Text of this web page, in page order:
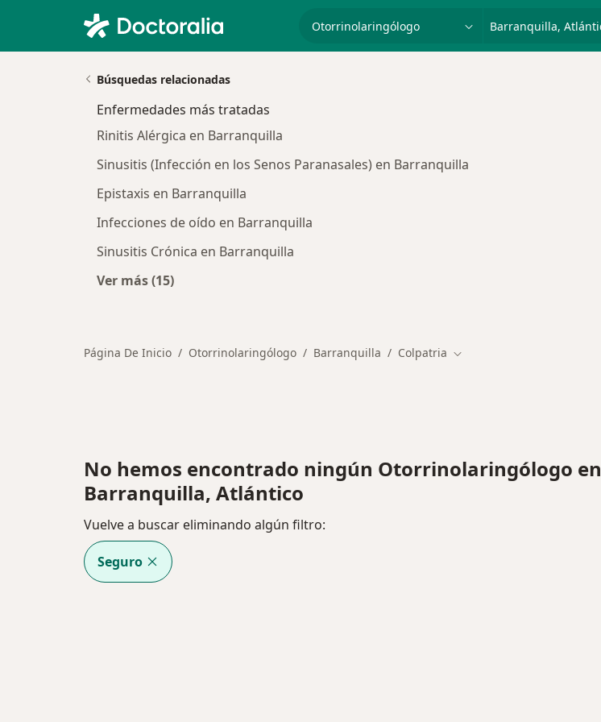
especialidad, enfermedad o nombre
Búsquedas relacionadas
Enfermedades más tratadas
Rinitis Alérgica en Barranquilla
Sinusitis (Infección en los Senos Paranasales) en Barranquilla
Epistaxis en Barranquilla
Infecciones de oído en Barranquilla
Sinusitis Crónica en Barranquilla
Ver más (15)
Página De Inicio Otorrinolaringólogo Barranquilla Colpatria Cambiar de ciudad
No hemos encontrado ningún Otorrinolaringólogo en
Barranquilla, Atlántico
Vuelve a buscar eliminando algún filtro:
Seguro